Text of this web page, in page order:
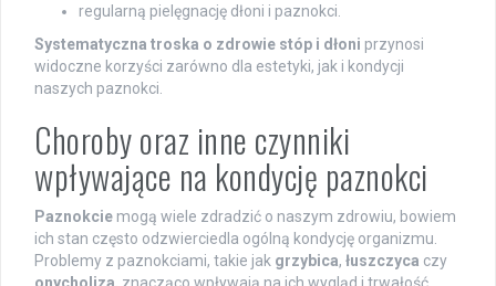
regularną pielęgnację dłoni i paznokci.
Systematyczna troska o zdrowie stóp i dłoni przynosi
widoczne korzyści zarówno dla estetyki, jak i kondycji
naszych paznokci.
Choroby oraz inne czynniki
wpływające na kondycję paznokci
Paznokcie mogą wiele zdradzić o naszym zdrowiu, bowiem
ich stan często odzwierciedla ogólną kondycję organizmu.
Problemy z paznokciami, takie jak grzybica, łuszczyca czy